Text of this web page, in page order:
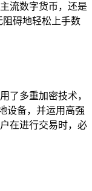
流数字货币，还是
阻碍地轻松上手数
了多重加密技术，
设备，并运用高强
在进行交易时，必